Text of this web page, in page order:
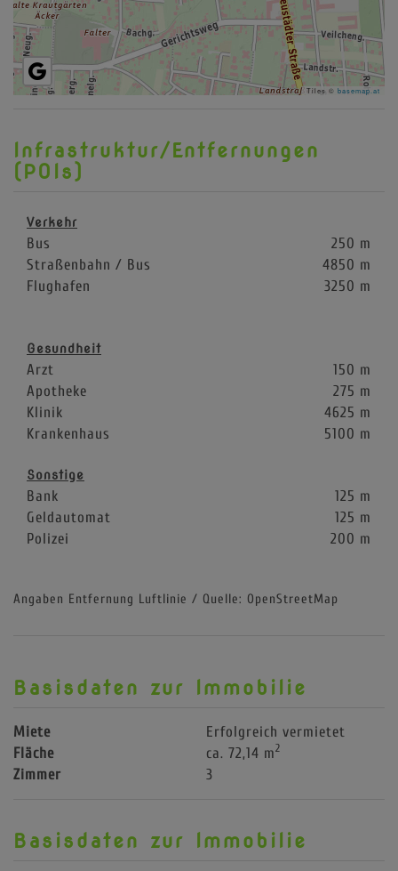
Tiles © basemap.at
Infrastruktur/Entfernungen
(POIs)
Verkehr
Bus
250 m
Straßenbahn / Bus
4850 m
Flughafen
3250 m
Gesundheit
Arzt
150 m
Apotheke
275 m
Klinik
4625 m
Krankenhaus
5100 m
Sonstige
Bank
125 m
Geldautomat
125 m
Polizei
200 m
Angaben Entfernung Luftlinie / Quelle: OpenStreetMap
Basisdaten zur Immobilie
Miete
Erfolgreich vermietet
Fläche
ca. 72,14 m2
Zimmer 3
Basisdaten zur Immobilie